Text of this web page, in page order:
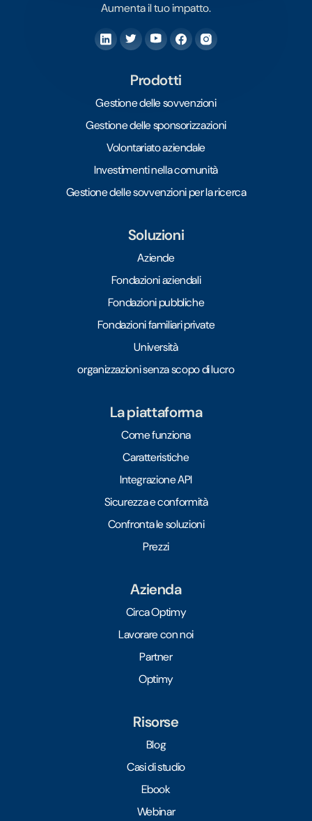
Aumenta il tuo impatto.
Prodotti
Gestione delle sovvenzioni
Gestione delle sponsorizzazioni
Volontariato aziendale
Investimenti nella comunità
Gestione delle sovvenzioni per la ricerca
Soluzioni
Aziende
Fondazioni aziendali
Fondazioni pubbliche
Fondazioni familiari private
Università
organizzazioni senza scopo di lucro
La piattaforma
Come funziona
Caratteristiche
Integrazione API
Sicurezza e conformità
Confronta le soluzioni
Prezzi
Azienda
Circa Optimy
Lavorare con noi
Partner
Optimy
Risorse
Blog
Casi di studio
Ebook
Webinar